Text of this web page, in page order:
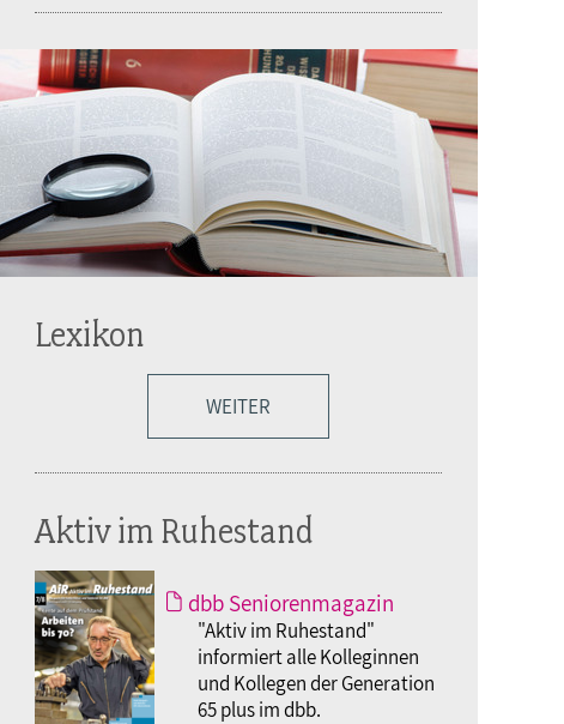
Lexikon
WEITER
Aktiv im Ruhestand
dbb Seniorenmagazin
"Aktiv im Ruhestand"
informiert alle Kolleginnen
und Kollegen der Generation
65 plus im dbb.